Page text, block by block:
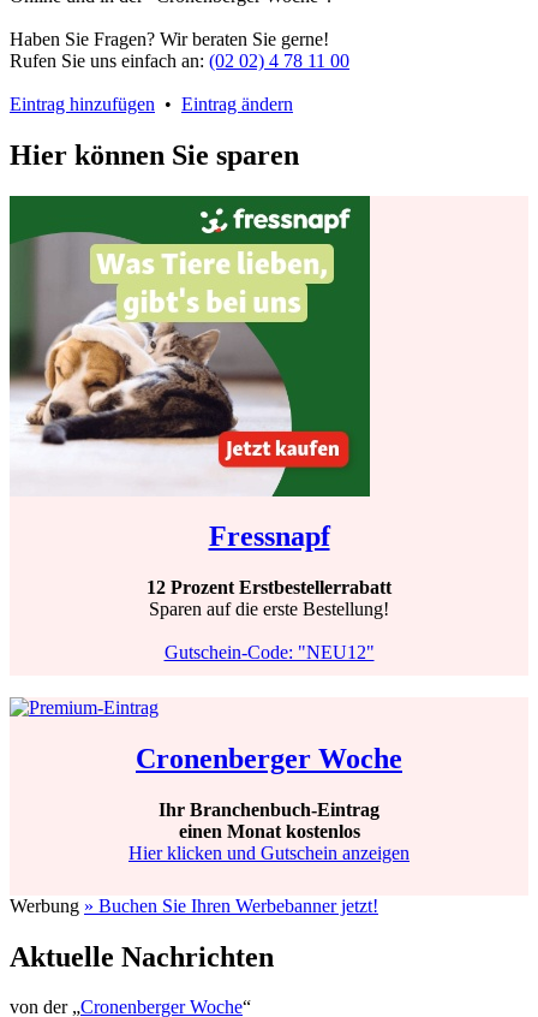
Haben Sie Fragen? Wir beraten Sie gerne!
Rufen Sie uns einfach an: (02 02) 4 78 11 00
Eintrag hinzufügen • Eintrag ändern
Hier können Sie sparen
Fressnapf
12 Prozent Erstbestellerrabatt
Sparen auf die erste Bestellung!
Gutschein-Code: "NEU12"
Cronenberger Woche
Ihr Branchenbuch-Eintrag
einen Monat kostenlos
Hier klicken und Gutschein anzeigen
Werbung » Buchen Sie Ihren Werbebanner jetzt!
Aktuelle Nachrichten
von der „Cronenberger Woche“